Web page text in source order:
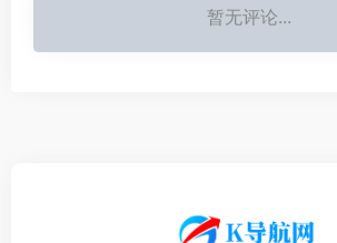
暂无评论...